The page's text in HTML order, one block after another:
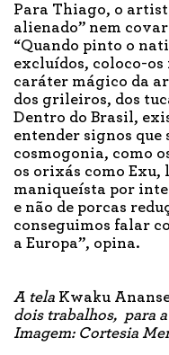
Para Thiago, o
alienado” nem
“Quando pinto o
excluídos, coloco-os
caráter mágico da
dos grileiros, dos
Dentro do Brasil,
entender signos que
cosmogonia, como
os orixás como Exu,
maniqueísta por
e não de porcas
conseguimos falar
a Europa”, opina.
A tela Kwaku
dois trabalhos, para
Imagem: Cortesia